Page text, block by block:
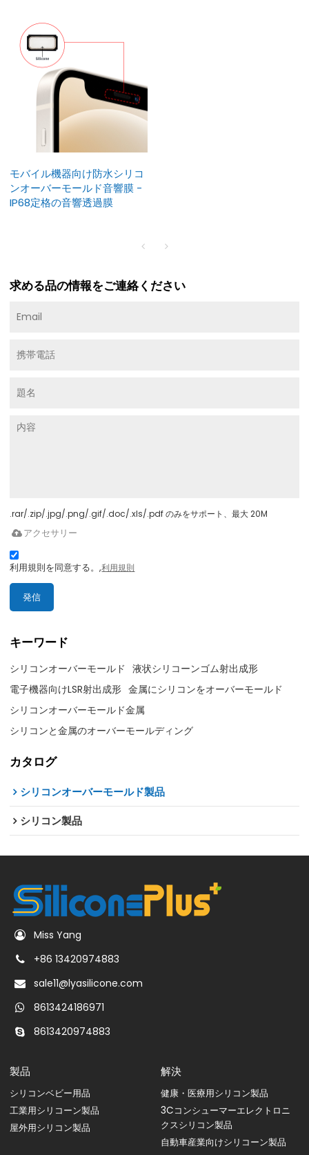
モバイル機器向け防水シリコ
ンオーバーモールド音響膜 -
IP68定格の音響透過膜
求める品の情報をご連絡ください
.rar/.zip/.jpg/.png/.gif/.doc/.xls/.pdf のみをサポート、最大 20M
アクセサリー
利用規則を同意する。,利用規則
発信
キーワード
シリコンオーバーモールド
液状シリコーンゴム射出成形
電子機器向けLSR射出成形 金属にシリコンをオーバーモールド
シリコンオーバーモールド金属
シリコンと金属のオーバーモールディング
カタログ
シリコンオーバーモールド製品
シリコン製品
Miss Yang
+86 13420974883
sale11@lyasilicone.com
8613424186971
8613420974883
製品
シリコンベビー用品
工業用シリコーン製品
屋外用シリコン製品
解決
健康・医療用シリコン製品
3Cコンシューマーエレクトロニ
クスシリコン製品
自動車産業向けシリコーン製品